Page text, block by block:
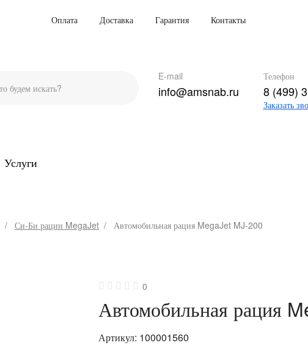
Оплата Доставка Гарантия Контакты
E-mail
info@amsnab.ru
Телефон
8 (499)
Заказать
Услуги
Си-Би рации MegaJet Автомобильная рация MegaJet MJ-200
0
Автомобильная рация
Артикул: 100001560